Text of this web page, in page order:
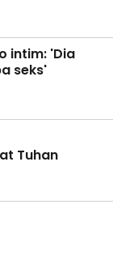
intim: 'Dia
seks'
Tuhan